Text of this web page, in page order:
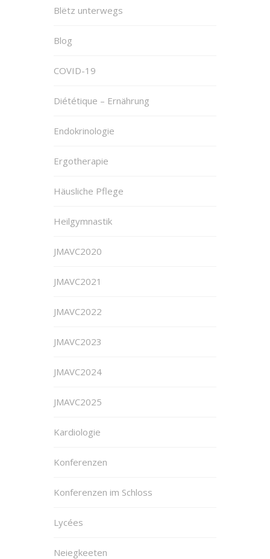
Blëtz unterwegs
Blog
COVID-19
Diététique – Ernährung
Endokrinologie
Ergotherapie
Häusliche Pflege
Heilgymnastik
JMAVC2020
JMAVC2021
JMAVC2022
JMAVC2023
JMAVC2024
JMAVC2025
Kardiologie
Konferenzen
Konferenzen im Schloss
Lycées
Neiegkeeten